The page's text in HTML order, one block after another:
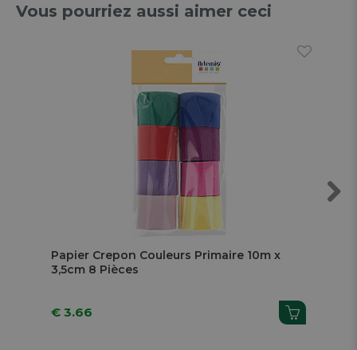
Vous pourriez aussi aimer ceci
Papier Crepon Couleurs Primaire 10m x
3,5cm 8 Pièces
€ 3.66